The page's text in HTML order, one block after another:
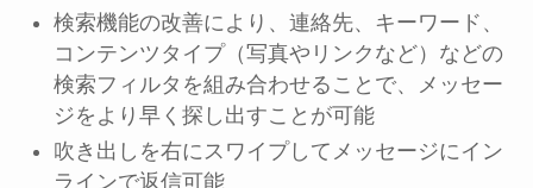
検索機能の改善により、連絡先、キーワード、
コンテンツタイプ（写真やリンクなど）などの
検索フィルタを組み合わせることで、メッセー
ジをより早く探し出すことが可能
吹き出しを右にスワイプしてメッセージにイン
ラインで返信可能